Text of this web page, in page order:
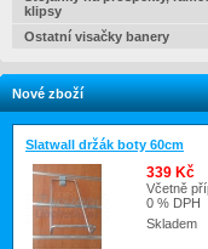
klipsy
Ostatní visačky banery
Nové zboží
Slatwall držák boty 60cm
339 Kč
Včetně
0 % DPH
Skladem